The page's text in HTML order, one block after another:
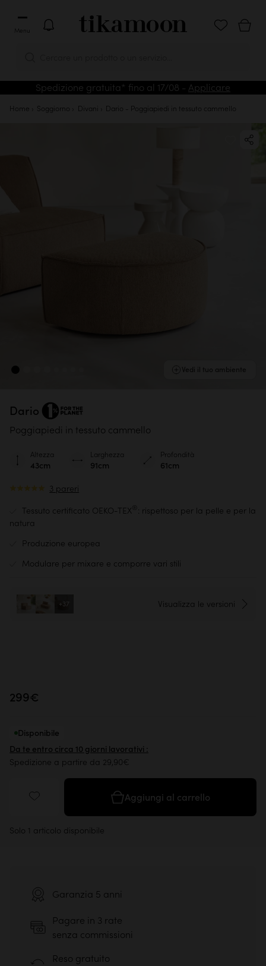
Menu
Spedizione gratuita* fino al 17/08 - Applicare
Vedi il tuo ambiente
Home Soggiorno Divani Dario - Poggiapiedi in tessuto cammello
Dario
Poggiapiedi in tessuto cammello
3 pareri
Tessuto certificato OEKO-TEX
: rispettoso per la pelle e per la
natura
Produzione europea
Modulare per mixare e comporre vari stili
Altezza
43cm
Larghezza
91cm
Profondità
61cm
+37 Visualizza le versioni
299€
Aggiungi al carrello
Disponibile
Da te entro circa 10 giorni lavorativi :
Spedizione a partire da 29,90€
Solo 1 articolo disponibile
Garanzia 5 anni
Pagare in 3 rate
senza commissioni
Reso gratuito